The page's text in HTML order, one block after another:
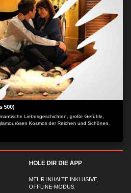
500)
Liebesgeschichten, große Gefühle,
Kosmos der Reichen und Schönen.
HOLE DIR DIE APP
MEHR INHALTE INKLUSIVE,
OFFLINE-MODUS: